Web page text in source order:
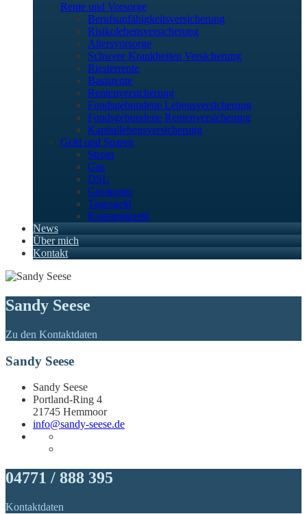
Rente und Vorsorge
Berufs­unfähigkeitsversicherung
Risikolebensversicherung
Altersvorsorge
Schwere Krankheiten Versicherung
Riesterrente
Basisrente
Rentenversicherung
Fondsgebundene Lebensversicherung
Fondsgebundene Rentenversicherung
Kapitallebensversicherung
Geld und Sparen
Strom
Gas
DSL
Girokonto
Tagesgeld
Konsumkredit
News
Über mich
Kontakt
Sandy Seese
Zu den Kontaktdaten
Sandy Seese
Sandy Seese
Portland-Ring 4
21745 Hemmoor
info@sandy-seese.de
04771 / 888 395
Kontaktdaten